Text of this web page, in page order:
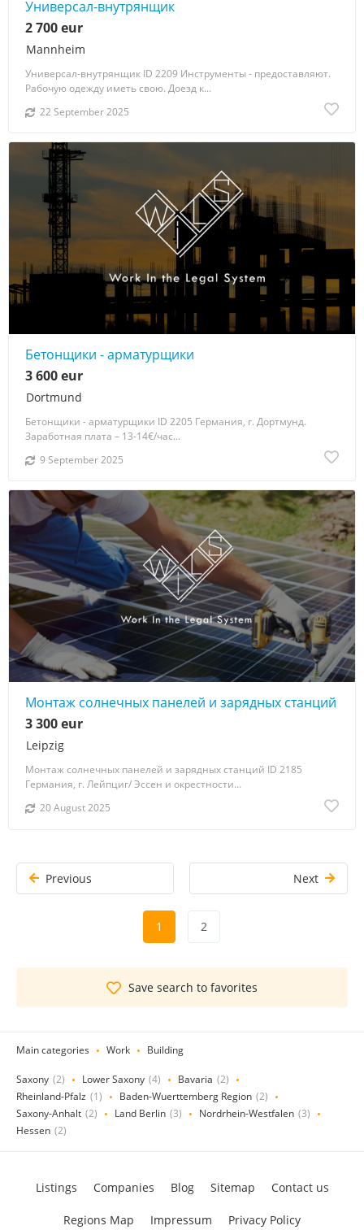
Универсал-внутрянщик
Mannheim
2 700 eur
Универсал-внутрянщик ID 2209 Инструменты - предоставляют.
Рабочую одежду иметь свою. Доезд к...
22 September 2025
Бетонщики - арматурщики
Dortmund
3 600 eur
Бетонщики - арматурщики ID 2205 Германия, г. Дортмунд.
Заработная плата – 13-14€/час...
9 September 2025
Монтаж солнечных панелей и зарядных станций
Leipzig
3 300 eur
Монтаж солнечных панелей и зарядных станций ID 2185
Германия, г. Лейпциг/ Эссен и окрестности...
20 August 2025
Previous Next
1 2
Save search to favorites
Main categories Work Building
Saxony (2) Lower Saxony (4) Bavaria (2)
Rheinland-Pfalz (1) Baden-Wuerttemberg Region (2)
Saxony-Anhalt (2) Land Berlin (3) Nordrhein-Westfalen (3)
Hessen (2)
Listings Companies Blog Sitemap Contact us
Regions Map Impressum Privacy Policy